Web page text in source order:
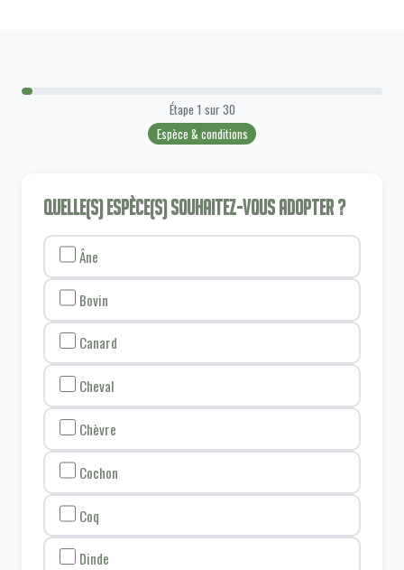
Étape 1 sur30
Espèce & conditions
Quelle(s) espèce(s) souhaitez-vous adopter ?
Âne
Bovin
Canard
Cheval
Chèvre
Cochon
Coq
Dinde